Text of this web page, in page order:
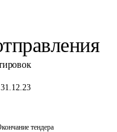
тендера